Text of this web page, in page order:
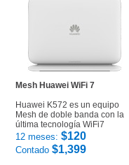
Mesh Huawei WiFi 7
Huawei K572 es un equipo
Mesh de doble banda con la
última tecnología WiFi7
12 meses: $120
Contado $1,399